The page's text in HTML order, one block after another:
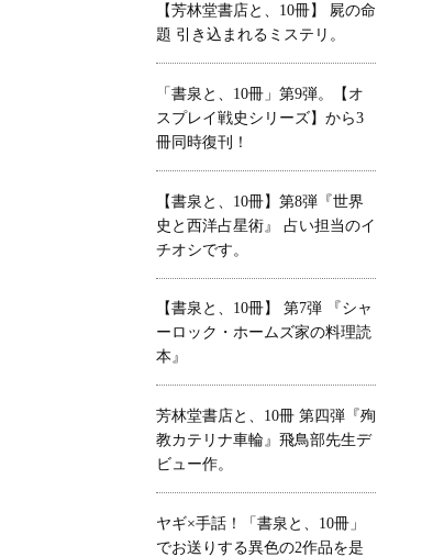
【芳林堂書店と、10冊】 屍の命
題 引き込まれるミステリ。
「書泉と、10冊」第9弾。【オ
スプレイ戦史シリーズ】から3
冊同時復刊！
【書泉と、10冊】第8弾『世界
史と西洋占星術』 占い担当のイ
チオシです。
【書泉と、10冊】 第7弾 『シャ
ーロック・ホームズ家の料理読
本』
芳林堂書店と、10冊 第四弾『殉
教カテリナ車輪』飛鳥部先生デ
ビュー作。
ヤギ×手話！「書泉と、10冊」
でお送りする異色の2作品を是